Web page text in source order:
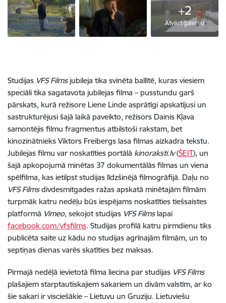
+2
Atvērt galeriju
Studijas VFS Filmsjubileja tika svinēta ballītē, kuras viesiem
speciāli tika sagatavota jubilejas filma – pusstundu garš
pārskats, kurā režisore Liene Linde asprātīgi apskatījusi un
sastrukturējusi šajā laikā paveikto, režisors Dainis Kļava
samontējis filmu fragmentus atbilstoši rakstam, bet
kinozinātnieks Viktors Freibergs lasa filmas aizkadra tekstu.
Jubilejas filmu var noskatīties portālā kinoraksti.lv(ŠEIT), un
šajā apkopojumā minētas 37 dokumentālās filmas un viena
spēlfilma, kas ietilpst studijas līdzšinējā filmogrāfijā. Daļu no
VFS Filmsdivdesmitgades ražas apskatā minētajām filmām
turpmāk katru nedēļu būs iespējams noskatīties tiešsaistes
platformā Vimeo, sekojot studijas VFS Filmslapai
facebook.com/vfsfilms. Studijas profilā katru pirmdienu tiks
publicēta saite uz kādu no studijas agrīnajām filmām, un to
septiņas dienas varēs skatīties bez maksas.
Pirmajā nedēļā ievietotā filma liecina par studijas VFS Films
plašajiem starptautiskajiem sakariem un divām valstīm, ar ko
šie sakari ir visciešākie – Lietuvu un Gruziju. Lietuviešu